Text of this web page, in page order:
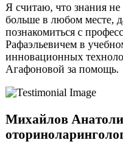
Я считаю, что знания
больше в любом месте,
познакомиться с
Рафаэльевичем в
инновационных
Агафоновой за помощь.
Михайлов